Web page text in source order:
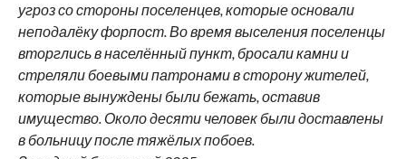
угроз со стороны поселенцев, которые основали
неподалёку форпост. Во время выселения поселенцы
вторглись в населённый пункт, бросали камни и
стреляли боевыми патронами в сторону жителей,
которые вынуждены были бежать, оставив
имущество. Около десяти человек были доставлены
в больницу после тяжёлых побоев.